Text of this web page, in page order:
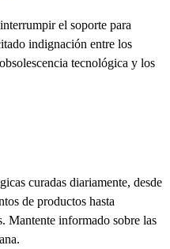
el soporte para
indignación entre los
tecnológica y los
curadas diariamente, desde
de productos hasta
Mantente informado sobre las